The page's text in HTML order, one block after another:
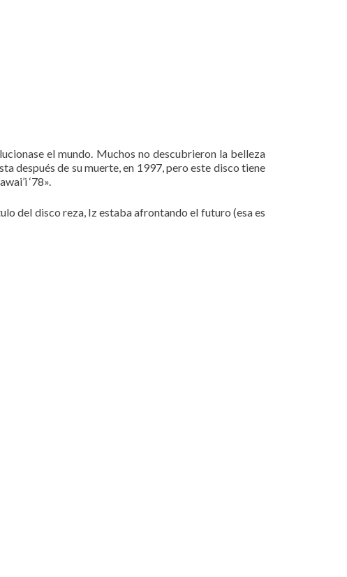
el mundo. Muchos no descubrieron la belleza
después de su muerte, en 1997, pero este disco tiene
‘78».
del disco reza, Iz estaba afrontando el futuro (esa es